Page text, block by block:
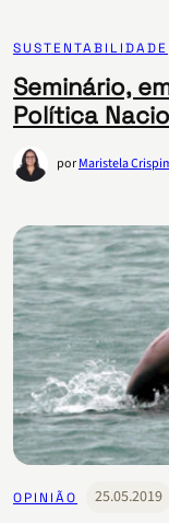
SUSTENTABILIDADE
Seminário,
Política
porMaristela
OPINIÃO 25.05.2019